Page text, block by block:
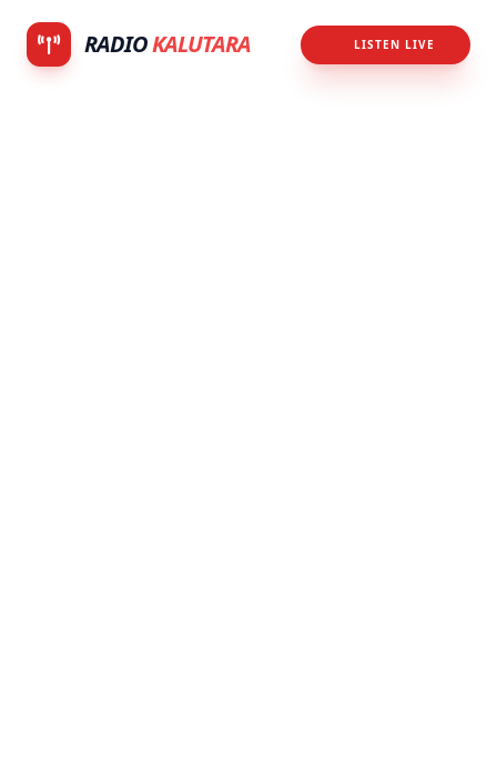
RADIOKALUTARA LISTEN LIVE